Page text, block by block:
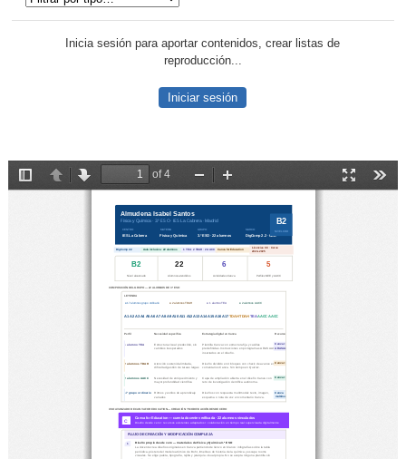
Inicia sesión para aportar contenidos, crear listas de
reproducción...
Iniciar sesión